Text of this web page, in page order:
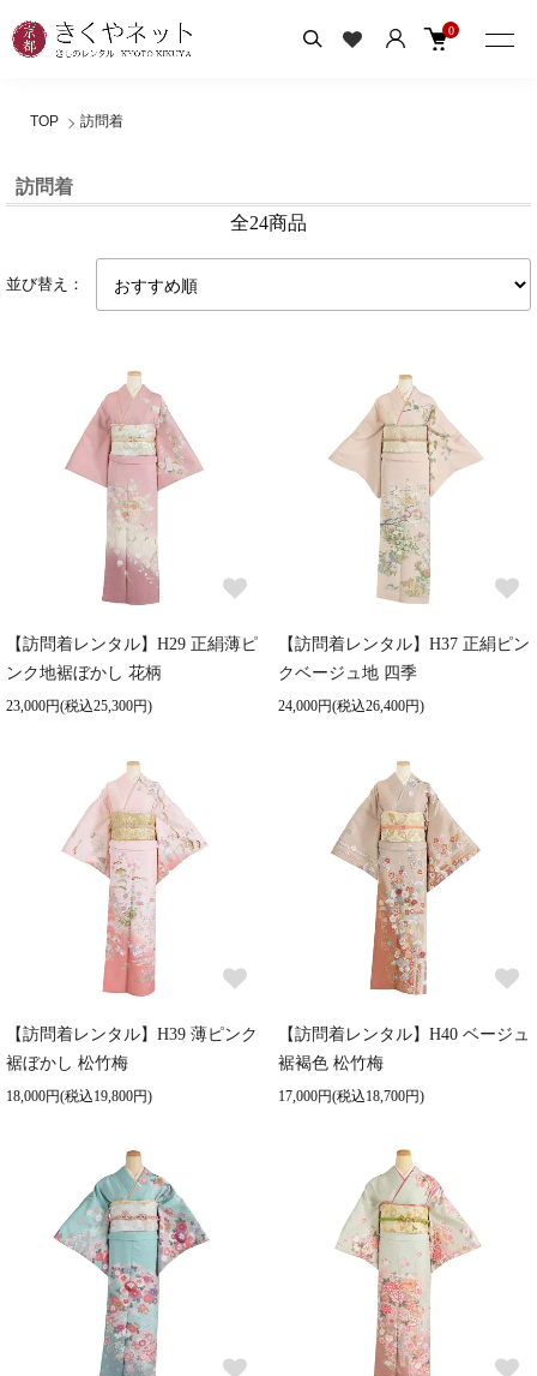
0
TOP 訪問着
訪問着
全24商品
並び替え：
【訪問着レンタル】H29 正絹薄ピ
ンク地裾ぼかし 花柄
23,000円(税込25,300円)
【訪問着レンタル】H37 正絹ピン
クベージュ地 四季
24,000円(税込26,400円)
【訪問着レンタル】H39 薄ピンク
裾ぼかし 松竹梅
18,000円(税込19,800円)
【訪問着レンタル】H40 ベージュ
裾褐色 松竹梅
17,000円(税込18,700円)